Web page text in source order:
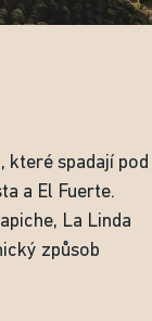
které spadají pod
a El Fuerte.
La Linda
způsob